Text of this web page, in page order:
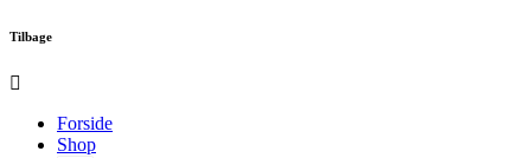
Tilbage
Forside
Shop